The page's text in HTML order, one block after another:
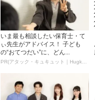
いま最も相談したい保育士・て
ぃ先生がアドバイス！ 子ども
の“おてつだい”に、どん...
PR(アタック・キュキュット｜Hugkum)